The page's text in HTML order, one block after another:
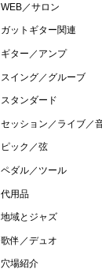
WEB／サロン
ガットギター関連
ギター／アンプ
スイング／グルーブ
スタンダード
セッション／ライブ／
ピック／弦
ペダル／ツール
代用品
地域とジャズ
歌伴／デュオ
穴場紹介